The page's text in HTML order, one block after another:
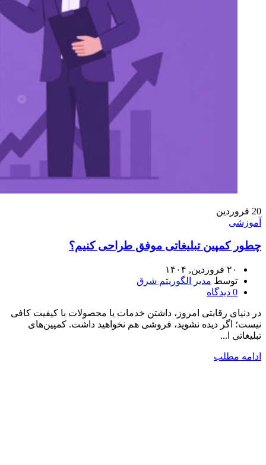
20 فروردین
آموزشی
چطور کمپین تبلیغاتی موفق طراحی کنیم؟
۲۰ فروردین, ۱۴۰۴
توسط مدیر الگوریتم شرق
0 دیدگاه
در دنیای رقابتی امروز، داشتن خدمات یا محصولات با کیفیت کافی
نیست؛ اگر دیده نشوید، فروشی هم نخواهید داشت. کمپین‌های
تبلیغاتی ا...
ادامه مطلب